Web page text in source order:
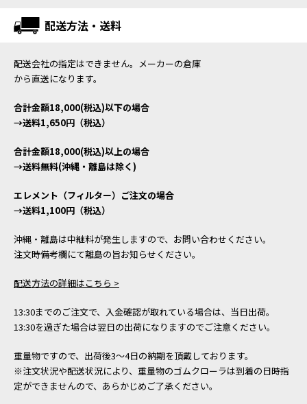
配送方法・送料
配送会社の指定はできません。メーカーの倉庫
から直送になります。
合計金額18,000(税込)以下の場合
→送料1,650円（税込）
合計金額18,000(税込)以上の場合
→送料無料(沖縄・離島は除く)
エレメント（フィルター）ご注文の場合
→送料1,100円（税込）
沖縄・離島は中継料が発生しますので、お問い合わせください。
注文時備考欄にて離島の旨お知らせください。
配送方法の詳細はこちら >
13:30までのご注文で、入金確認が取れている場合は、当日出荷。
13:30を過ぎた場合は翌日の出荷になりますのでご注意ください。
重量物ですので、出荷後3～4日の納期を頂戴しております。
※注文状況や配送状況により、重量物のゴムクローラは到着の日時指
定ができませんので、あらかじめご了承ください。